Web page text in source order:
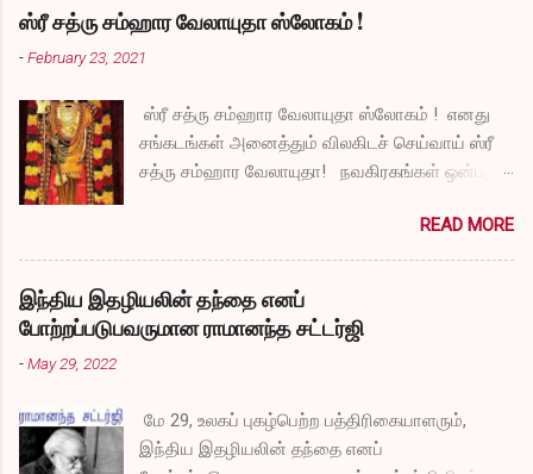
ஸ்ரீ சத்ரு சம்ஹார வேலாயுதா ஸ்லோகம் !
-February 23, 2021
ஸ்ரீ சத்ரு சம்ஹார வேலாயுதா ஸ்லோகம் ! எனது
சங்கடங்கள் அனைத்தும் விலகிடச் செய்வாய் ஸ்ரீ
சத்ரு சம்ஹார வேலாயுதா! நவகிரகங்கள் ஒன்பதும்
வேலாயுதா! சகல விதமான தோஷங்களும் என்னை
விட்டுப் போகட்டும் ஸ்ரீ சத்ரு சம்ஹார வேலாயுதா!
எல்லா விதமான வருத்தங்களும் என்னை விட்டு
அகல வேண்டும் ஸ்ரீ சத்ரு சம்ஹார வேலாயுதா!
துக்கங்களிலிருந்து நிவாரணம் எனக்குக்
ஸ்ரீ சத்ரு சம்ஹார வேலாயுதா! பாவங்கள்
என்னிடம் நெருங்காமல் போகட்டும் ஸ்ரீ சத்ரு
READ MORE
இந்திய இதழியலின் தந்தை எனப்
போற்றப்படுபவருமான ராமானந்த சட்டர்ஜி
-May 29, 2022
மே 29, உலகப் புகழ்பெற்ற பத்திரிகையாளரும்,
இந்திய இதழியலின் தந்தை எனப்